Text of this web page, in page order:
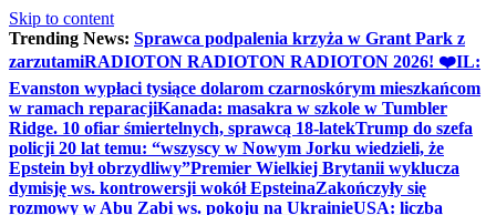
Skip to content
Trending News: Sprawca podpalenia krzyża w Grant Park z
zarzutamiRADIOTON RADIOTON RADIOTON 2026! ❤️IL:
Evanston wypłaci tysiące dolarom czarnoskórym mieszkańcom
w ramach reparacjiKanada: masakra w szkole w Tumbler
Ridge. 10 ofiar śmiertelnych, sprawcą 18-latekTrump do szefa
policji 20 lat temu: “wszyscy w Nowym Jorku wiedzieli, że
Epstein był obrzydliwy”Premier Wielkiej Brytanii wyklucza
dymisję ws. kontrowersji wokół EpsteinaZakończyły się
rozmowy w Abu Zabi ws. pokoju na UkrainieUSA: liczba